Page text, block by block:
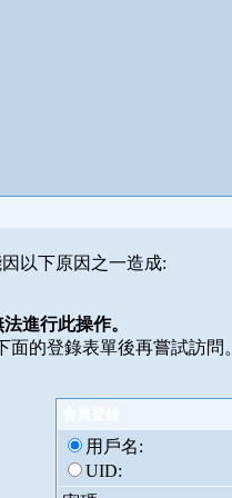
以下原因之一造成:
法進行此操作。
的登錄表單後再嘗試訪問。
用戶名:
UID: